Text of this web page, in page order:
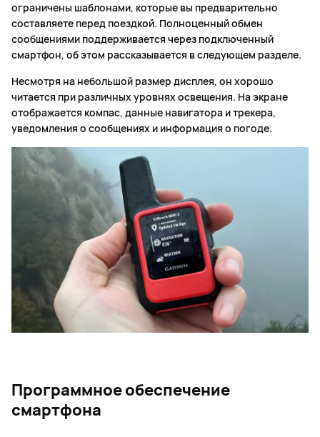
ограничены шаблонами, которые вы предварительно
составляете перед поездкой. Полноценный обмен
сообщениями поддерживается через подключенный
смартфон, об этом рассказывается в следующем разделе.
Несмотря на небольшой размер дисплея, он хорошо
читается при различных уровнях освещения. На экране
отображается компас, данные навигатора и трекера,
уведомления о сообщениях и информация о погоде.
Программное обеспечение
смартфона